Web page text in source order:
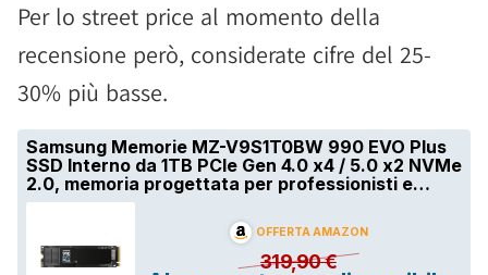
Per lo street price al momento della
recensione però, considerate cifre del 25-
30% più basse.